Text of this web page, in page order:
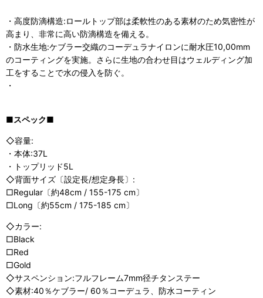
・高度防滴構造:ロールトップ部は柔軟性のある素材のため気密性が
高まり、非常に高い防滴構造を備える。
・防水生地:ケブラー交織のコーデュラナイロンに耐水圧10,00mm
のコーティングを実施。さらに生地の合わせ目はウェルディング加
工をすることで水の侵入を防ぐ。
・
■スペック■
◇容量:
・本体:37L
・トップリッド5L
◇背面サイズ〔設定長/想定身長〕:
□Regular〔約48cm / 155-175 cm〕
□Long〔約55cm / 175-185 cm〕
◇カラー:
□Black
□Red
□Gold
◇サスペンション:フルフレーム7mm径チタンステー
◇素材:40％ケブラー/ 60％コーデュラ、防水コーティン